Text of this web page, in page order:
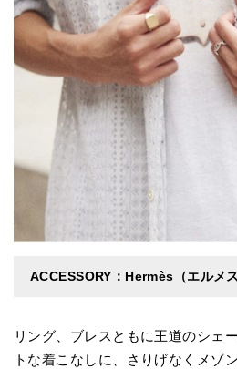
ACCESSORY：Hermès（エルメス
リング、ブレスともに王道のシェ
トな着こなしに、さりげなくメゾ